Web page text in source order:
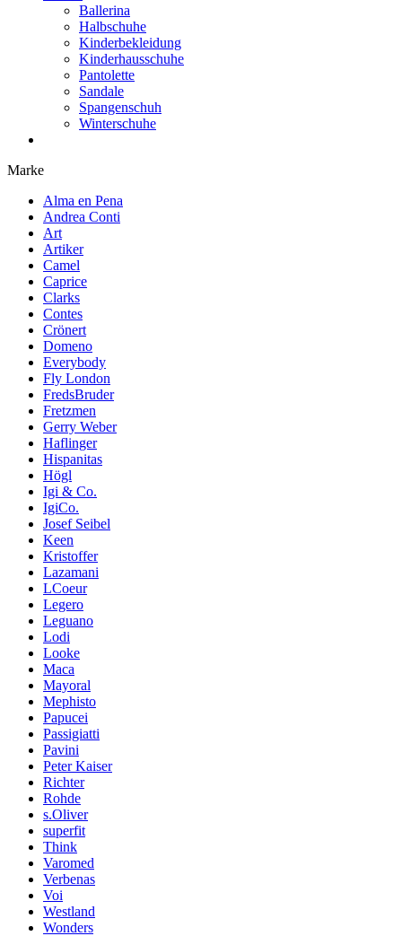
Ballerina
Halbschuhe
Kinderbekleidung
Kinderhausschuhe
Pantolette
Sandale
Spangenschuh
Winterschuhe
Marke
Alma en Pena
Andrea Conti
Art
Artiker
Camel
Caprice
Clarks
Contes
Crönert
Domeno
Everybody
Fly London
FredsBruder
Fretzmen
Gerry Weber
Haflinger
Hispanitas
Högl
Igi & Co.
IgiCo.
Josef Seibel
Keen
Kristoffer
Lazamani
LCoeur
Legero
Leguano
Lodi
Looke
Maca
Mayoral
Mephisto
Papucei
Passigiatti
Pavini
Peter Kaiser
Richter
Rohde
s.Oliver
superfit
Think
Varomed
Verbenas
Voi
Westland
Wonders